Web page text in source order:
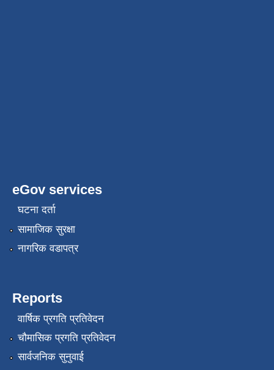
eGov services
घटना दर्ता
सामाजिक सुरक्षा
नागरिक वडापत्र
Reports
वार्षिक प्रगति प्रतिवेदन
चौमासिक प्रगति प्रतिवेदन
सार्वजनिक सुनुवाई